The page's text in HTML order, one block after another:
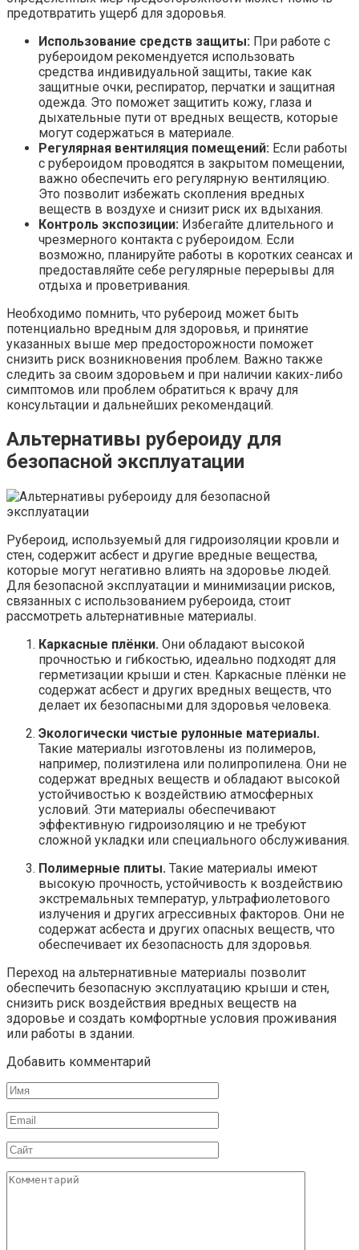
предотвратить ущерб для здоровья.
Использование средств защиты: При работе с
рубероидом рекомендуется использовать
средства индивидуальной защиты, такие как
защитные очки, респиратор, перчатки и защитная
одежда. Это поможет защитить кожу, глаза и
дыхательные пути от вредных веществ, которые
могут содержаться в материале.
Регулярная вентиляция помещений: Если работы
с рубероидом проводятся в закрытом помещении,
важно обеспечить его регулярную вентиляцию.
Это позволит избежать скопления вредных
веществ в воздухе и снизит риск их вдыхания.
Контроль экспозиции: Избегайте длительного и
чрезмерного контакта с рубероидом. Если
возможно, планируйте работы в коротких сеансах и
предоставляйте себе регулярные перерывы для
отдыха и проветривания.
Необходимо помнить, что рубероид может быть
потенциально вредным для здоровья, и принятие
указанных выше мер предосторожности поможет
снизить риск возникновения проблем. Важно также
следить за своим здоровьем и при наличии каких-либо
симптомов или проблем обратиться к врачу для
консультации и дальнейших рекомендаций.
Альтернативы рубероиду для
безопасной эксплуатации
Рубероид, используемый для гидроизоляции кровли и
стен, содержит асбест и другие вредные вещества,
которые могут негативно влиять на здоровье людей.
Для безопасной эксплуатации и минимизации рисков,
связанных с использованием рубероида, стоит
рассмотреть альтернативные материалы.
Каркасные плёнки. Они обладают высокой
прочностью и гибкостью, идеально подходят для
герметизации крыши и стен. Каркасные плёнки не
содержат асбест и других вредных веществ, что
делает их безопасными для здоровья человека.
Экологически чистые рулонные материалы.
Такие материалы изготовлены из полимеров,
например, полиэтилена или полипропилена. Они не
содержат вредных веществ и обладают высокой
устойчивостью к воздействию атмосферных
условий. Эти материалы обеспечивают
эффективную гидроизоляцию и не требуют
сложной укладки или специального обслуживания.
Полимерные плиты. Такие материалы имеют
высокую прочность, устойчивость к воздействию
экстремальных температур, ультрафиолетового
излучения и других агрессивных факторов. Они не
содержат асбеста и других опасных веществ, что
обеспечивает их безопасность для здоровья.
Переход на альтернативные материалы позволит
обеспечить безопасную эксплуатацию крыши и стен,
снизить риск воздействия вредных веществ на
здоровье и создать комфортные условия проживания
или работы в здании.
Добавить комментарий
Имя
Email
Сайт
Комментарий